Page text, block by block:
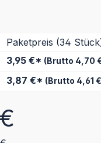
Paketpreis (34
3,95 €* (Brutto 4,70
3,87 €* (Brutto 4,61